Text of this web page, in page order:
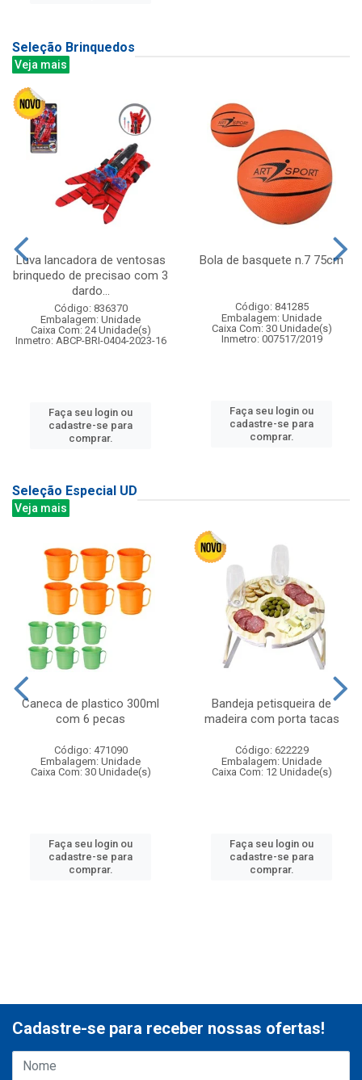
Seleção Brinquedos
Veja mais
Luva lancadora de ventosas
brinquedo de precisao com 3
dardo...
Código: 836370
Embalagem: Unidade
Caixa Com: 24 Unidade(s)
Inmetro: ABCP-BRI-0404-2023-16
Faça seu login ou
cadastre-se para
comprar.
Bola de basquete n.7 75cm
Código: 841285
Embalagem: Unidade
Caixa Com: 30 Unidade(s)
Inmetro: 007517/2019
Faça seu login ou
cadastre-se para
comprar.
Seleção Especial UD
Veja mais
Caneca de plastico 300ml
com 6 pecas
Código: 471090
Embalagem: Unidade
Caixa Com: 30 Unidade(s)
Faça seu login ou
cadastre-se para
comprar.
Bandeja petisqueira de
madeira com porta tacas
Código: 622229
Embalagem: Unidade
Caixa Com: 12 Unidade(s)
Faça seu login ou
cadastre-se para
comprar.
Cadastre-se para receber nossas ofertas!